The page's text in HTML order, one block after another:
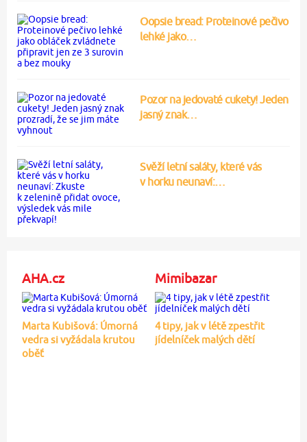
Oopsie bread: Proteinové pečivo
lehké jako…
Pozor na jedovaté cukety! Jeden
jasný znak…
Svěží letní saláty, které vás
v horku neunaví:…
AHA.cz
Marta Kubišová: Úmorná
vedra si vyžádala krutou
oběť
Mimibazar
4 tipy, jak v létě zpestřit
jídelníček malých dětí